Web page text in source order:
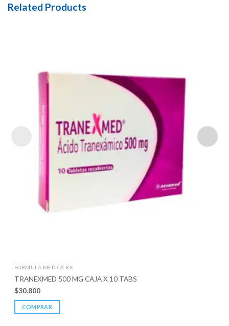
Related Products
FORMULA MÉDICA RX
TRANEXMED 500 MG CAJA X 10 TABS
$30.800
COMPRAR